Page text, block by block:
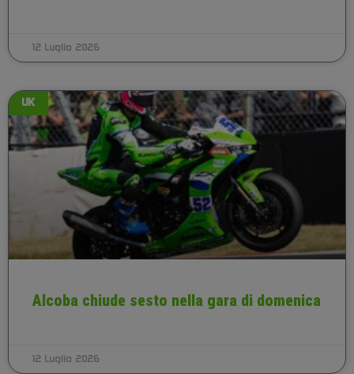
12 Luglio 2026
UK
Alcoba chiude sesto nella gara di domenica
12 Luglio 2026